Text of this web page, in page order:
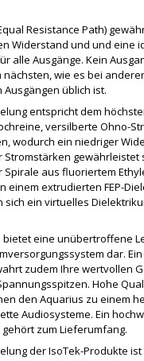
Resistance Path)
Widerstand und und eine
alle Ausgänge. Kein
nächsten, wie es bei
üblich ist.
entspricht dem
versilberte Ohno-
wodurch ein niedriger
gewährleistet
aus fluoriertem
einem extrudierten FEP-
sich ein virtuelles
bietet eine unübertroffene
dar.
zudem Ihre wertvollen
Hohe
den Aquarius zu einem
Audiosysteme. Ein
zum Lieferumfang.
der IsoTek-Produkte